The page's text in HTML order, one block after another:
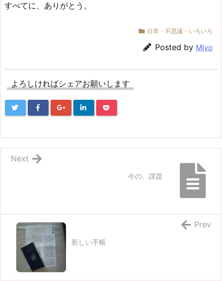
すべてに、ありがとう。
日常・不思議・いろいろ
Posted by Miyo
よろしければシェアお願いします
今の、課題
Next
新しい手帳
Prev